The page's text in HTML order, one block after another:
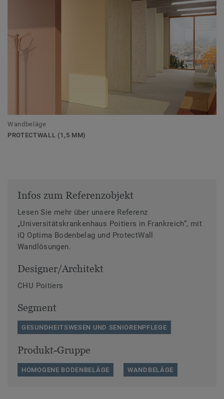
Wandbeläge
PROTECTWALL (1,5 MM)
Infos zum Referenzobjekt
Lesen Sie mehr über unsere Referenz
„Universitätskrankenhaus Poitiers in Frankreich“, mit
iQ Optima Bodenbelag und ProtectWall
Wandlösungen.
Designer/Architekt
CHU Poitiers
Segment
GESUNDHEITSWESEN UND SENIORENPFLEGE
Produkt-Gruppe
HOMOGENE BODENBELÄGE WANDBELÄGE